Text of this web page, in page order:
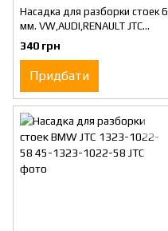
Насадка для разборки стоек 6
мм. VW,AUDI,RENAULT JTC
1323-1022-36
340 грн
Придбати